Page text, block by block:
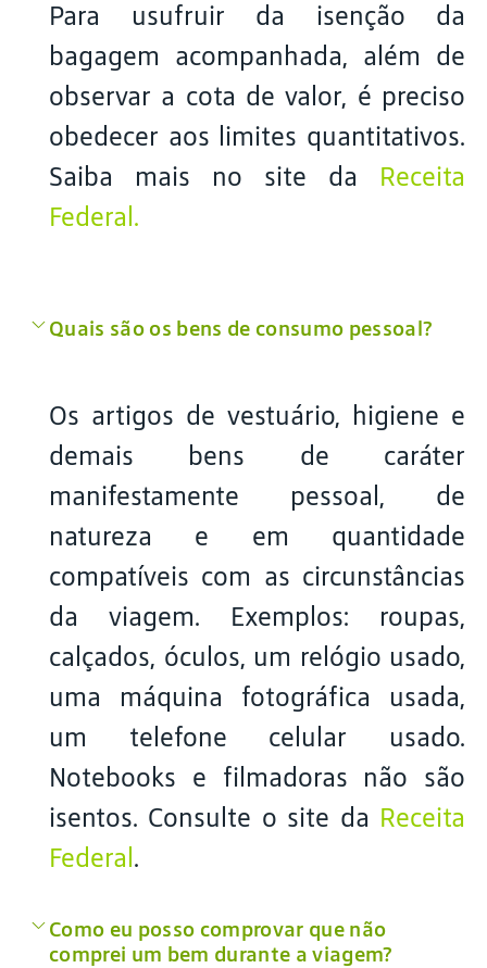
Para usufruir da isenção da
bagagem acompanhada, além de
observar a cota de valor, é preciso
obedecer aos limites quantitativos.
Saiba mais no site da Receita
Federal.
Quais são os bens de consumo pessoal?
Os artigos de vestuário, higiene e
demais bens de caráter
manifestamente pessoal, de
natureza e em quantidade
compatíveis com as circunstâncias
da viagem. Exemplos: roupas,
calçados, óculos, um relógio usado,
uma máquina fotográfica usada,
um telefone celular usado.
Notebooks e filmadoras não são
isentos. Consulte o site da Receita
Federal .
Como eu posso comprovar que não
comprei um bem durante a viagem?